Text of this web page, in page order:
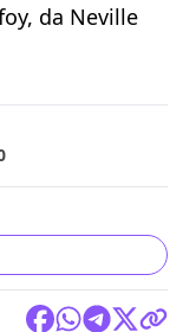
da Neville